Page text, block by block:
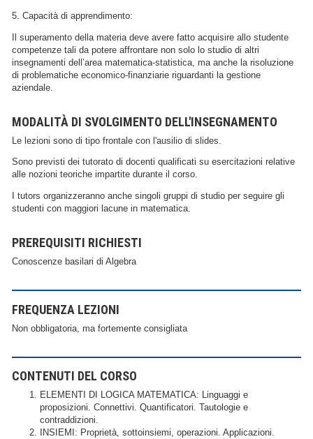
5. Capacità di apprendimento:
Il superamento della materia deve avere fatto acquisire allo studente
competenze tali da potere affrontare non solo lo studio di altri
insegnamenti dell’area matematica-statistica, ma anche la risoluzione
di problematiche economico-finanziarie riguardanti la gestione
aziendale.
MODALITÀ DI SVOLGIMENTO DELL'INSEGNAMENTO
Le lezioni sono di tipo frontale con l'ausilio di slides.
Sono previsti dei tutorato di docenti qualificati su esercitazioni relative
alle nozioni teoriche impartite durante il corso.
I tutors organizzeranno anche singoli gruppi di studio per seguire gli
studenti con maggiori lacune in matematica.
PREREQUISITI RICHIESTI
Conoscenze basilari di Algebra
FREQUENZA LEZIONI
Non obbligatoria, ma fortemente consigliata
CONTENUTI DEL CORSO
ELEMENTI DI LOGICA MATEMATICA: Linguaggi e
proposizioni. Connettivi. Quantificatori. Tautologie e
contraddizioni.
INSIEMI: Proprietà, sottoinsiemi, operazioni. Applicazioni.